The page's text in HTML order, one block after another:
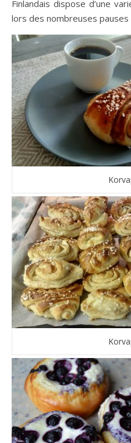
Finlandais dispose d’une
lors des nombreuses